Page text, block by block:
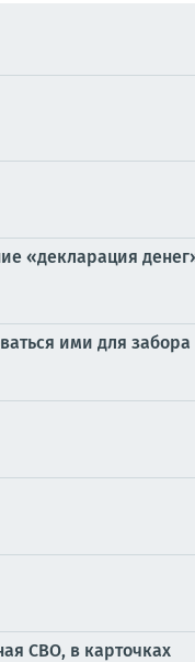
«декларация
ими для
СВО, в карточках